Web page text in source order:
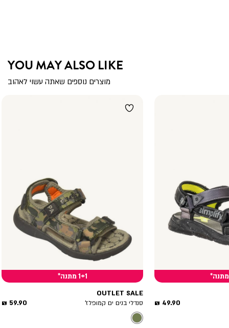
YOU MAY ALSO LIKE
מוצרים נוספים שאתה עשוי לאהוב
מחיר
49.90 ₪
1+1 מתנה*
OUTLET SALE
סנדלי בנים ים קמופלז’
מחיר
59.90 ₪